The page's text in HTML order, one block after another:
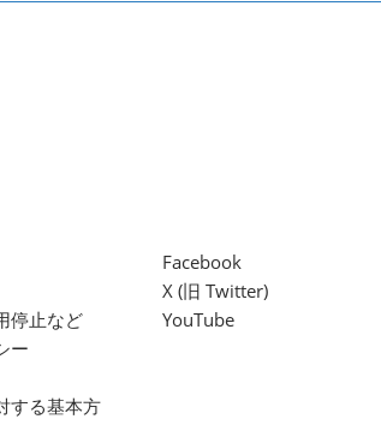
停止など
ー
する基本方
Facebook
X (旧 Twitter)
YouTube